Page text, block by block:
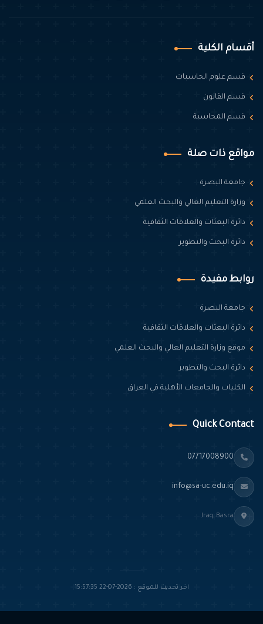
أقسام الكلية
قسم علوم الحاسبات
قسم القانون
قسم المحاسبة
مواقع ذات صلة
جامعة البصرة
وزارة التعليم العالي والبحث العلمي
دائرة البعثات والعلاقات الثقافية
دائرة البحث والتطوير
روابط مفيدة
جامعة البصرة
دائرة البعثات والعلاقات الثقافية
موقع وزارة التعليم العالي والبحث العلمي
دائرة البحث والتطوير
الكليات والجامعات الأهلية في العراق
Quick Contact
07717008900
info@sa-uc.edu.iq
Iraq, Basra,
اخر تحديث للموقع : 2026-07-22 15:57:35